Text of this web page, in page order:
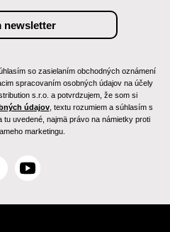
so zasielaním obchodných oznámení
spracovaním osobných údajov na účely
s.r.o. a potvrdzujem, že som si
údajov, textu rozumiem a súhlasím s
uvedené, najmä právo na námietky proti
marketingu.
Y
u